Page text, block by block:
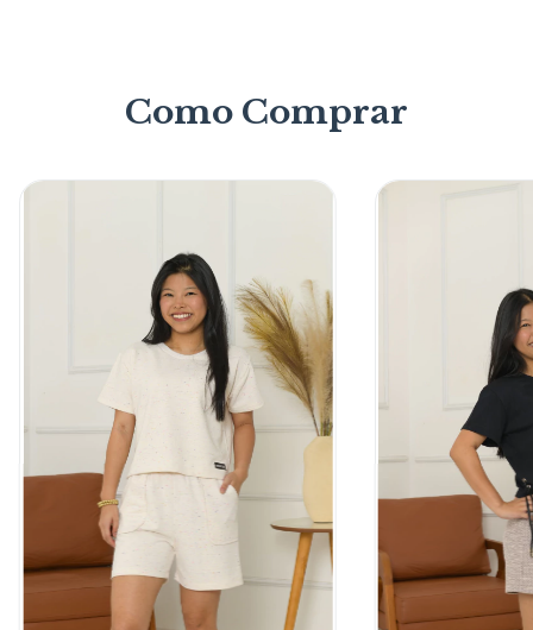
Como Comprar